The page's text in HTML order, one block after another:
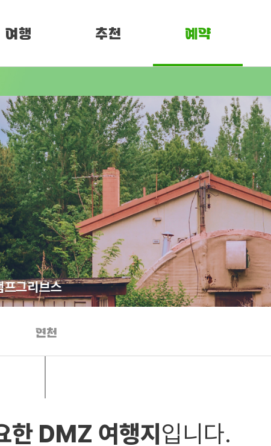
여행
여행정보
임진각 평화누리
DMZ 평화누리길
추천 예약
지
약
프그리브스
연천
한 DMZ 여행지 입니다.